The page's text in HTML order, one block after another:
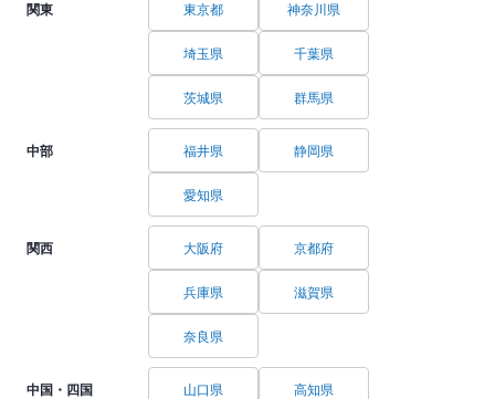
関東 東京都 神奈川県
埼玉県 千葉県
茨城県 群馬県
中部 福井県 静岡県
愛知県
関西 大阪府 京都府
兵庫県 滋賀県
奈良県
中国・四国 山口県 高知県